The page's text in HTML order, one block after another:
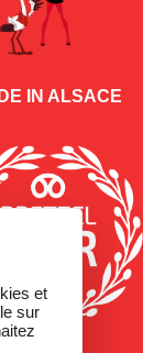
IN ALSACE
et
sur